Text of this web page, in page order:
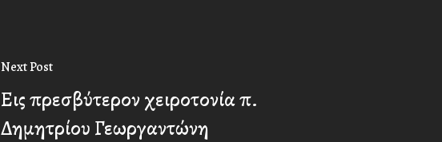
Next Post
Εις πρεσβύτερον χειροτονία π.
Δημητρίου Γεωργαντώνη